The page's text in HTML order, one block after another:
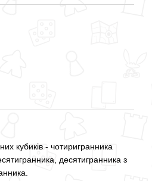
кубиків - чотиригранника
десятигранника з